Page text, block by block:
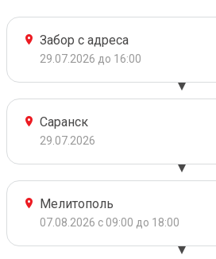
Забор с адреса
29.07.2026 до 16:00
Саранск
29.07.2026
Мелитополь
07.08.2026 с 09:00 до 18:00